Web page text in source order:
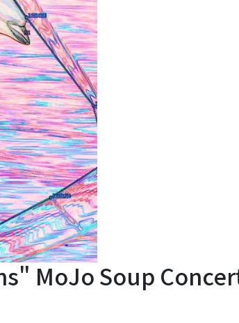
MoJo Soup